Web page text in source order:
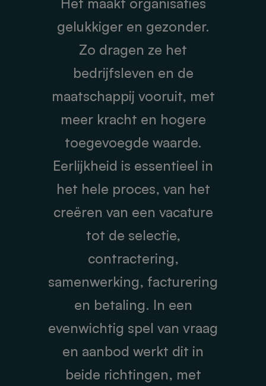
gelukkiger en gezonder.
Zo dragen ze het
bedrijfsleven en de
maatschappij vooruit, met
meer kracht en hogere
toegevoegde waarde.
Eerlijkheid is essentieel in
het hele proces, van het
creëren van een vacature
tot de selectie,
contractering,
samenwerking, facturering
en betaling. In een
evenwichtig spel van vraag
en aanbod werkt dit in
beide richtingen, met